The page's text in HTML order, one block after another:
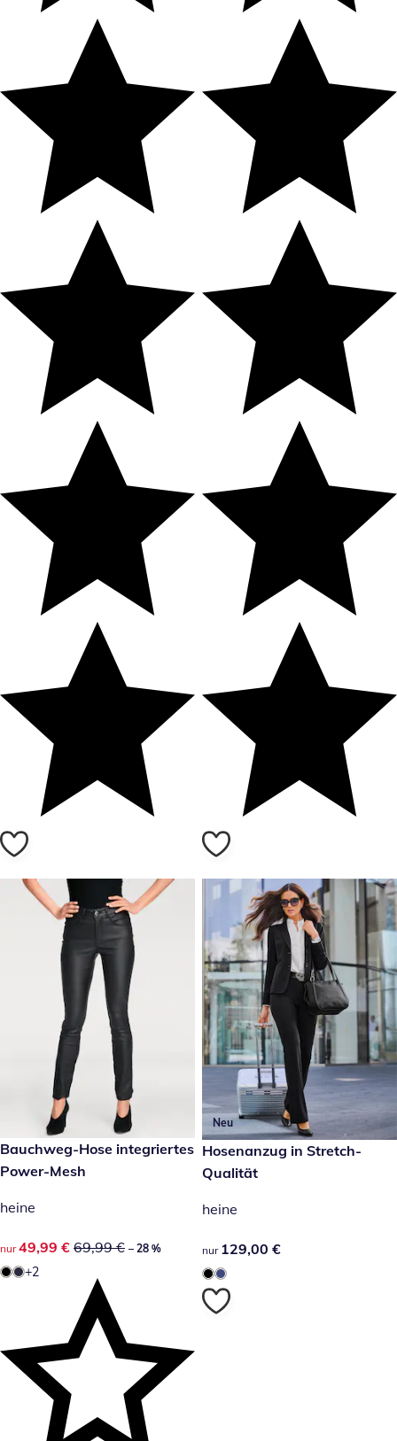
reduzierter Preis 49,99 €, vorheriger Preis: 69,99 €
-28 %
Bauchweg-Hose integriertes
Power-Mesh
heine
reduzierter Preis 49,99 €, vorheriger Preis: 69,99 €
nur 49,99 € 69,99 € – 28 %
+2
Neu
129,00 €
Hosenanzug in Stretch-
Qualität
heine
129,00 €
nur 129,00 €